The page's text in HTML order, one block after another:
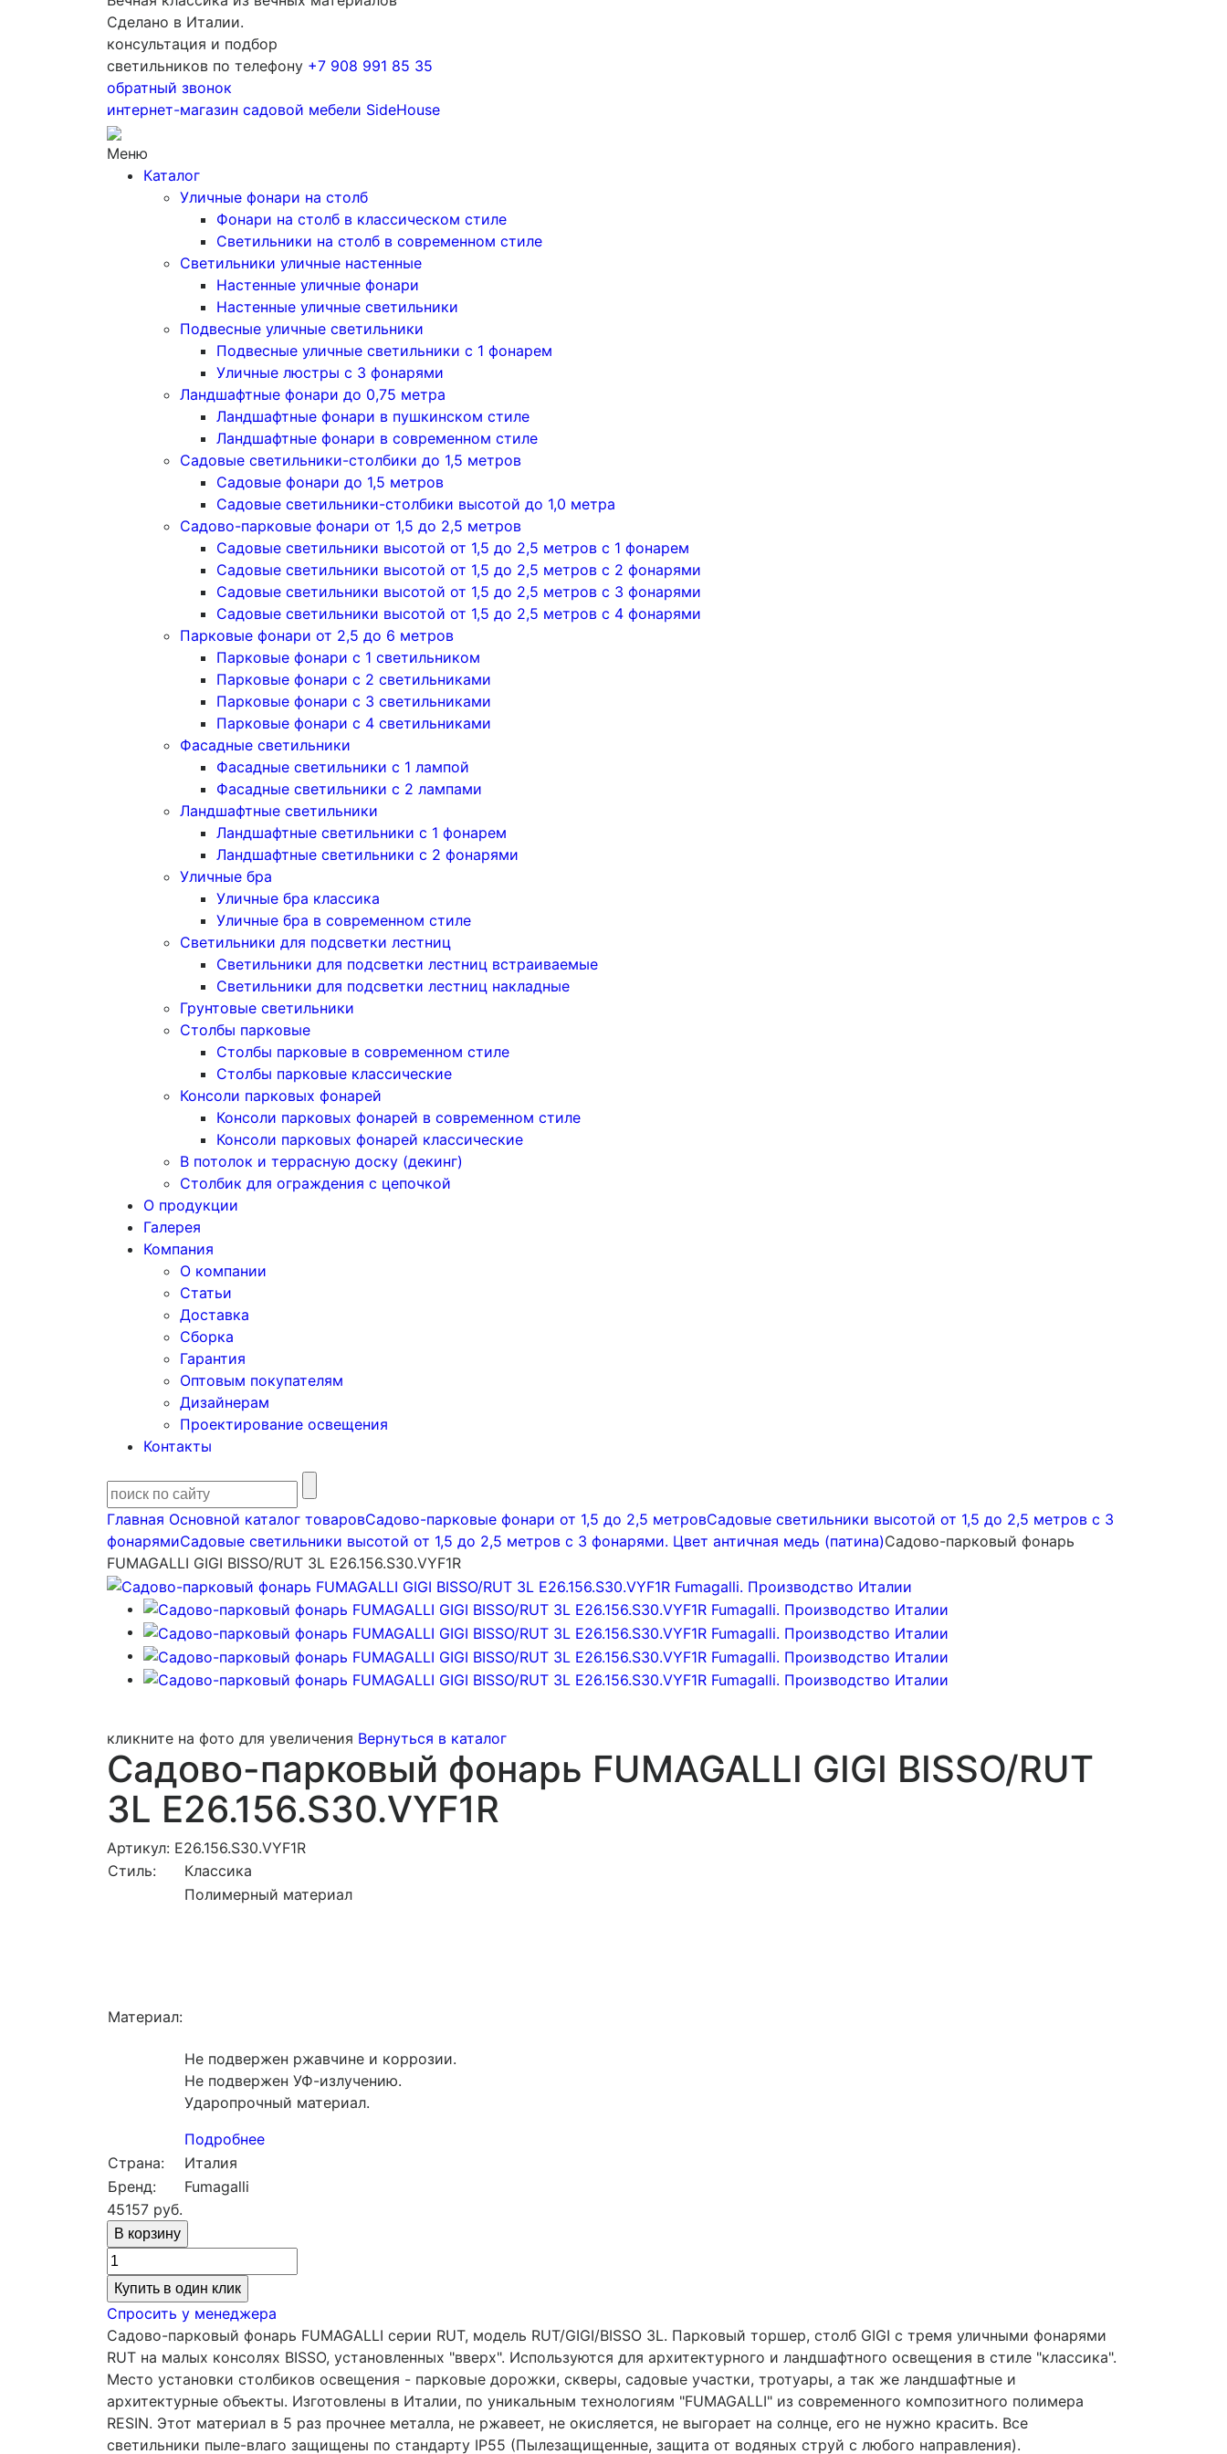
Сделано в Италии.
консультация и подбор
светильников по телефону +7 908 991 85 35
обратный звонок
интернет-магазин садовой мебели SideHouse
Меню
Каталог
Уличные фонари на столб
Фонари на столб в классическом стиле
Светильники на столб в современном стиле
Светильники уличные настенные
Настенные уличные фонари
Настенные уличные светильники
Подвесные уличные светильники
Подвесные уличные светильники с 1 фонарем
Уличные люстры с 3 фонарями
Ландшафтные фонари до 0,75 метра
Ландшафтные фонари в пушкинском стиле
Ландшафтные фонари в современном стиле
Садовые светильники-столбики до 1,5 метров
Садовые фонари до 1,5 метров
Садовые светильники-столбики высотой до 1,0 метра
Садово-парковые фонари от 1,5 до 2,5 метров
Садовые светильники высотой от 1,5 до 2,5 метров с 1 фонарем
Садовые светильники высотой от 1,5 до 2,5 метров с 2 фонарями
Садовые светильники высотой от 1,5 до 2,5 метров с 3 фонарями
Садовые светильники высотой от 1,5 до 2,5 метров с 4 фонарями
Парковые фонари от 2,5 до 6 метров
Парковые фонари с 1 светильником
Парковые фонари с 2 светильниками
Парковые фонари с 3 светильниками
Парковые фонари с 4 светильниками
Фасадные светильники
Фасадные светильники с 1 лампой
Фасадные светильники c 2 лампами
Ландшафтные светильники
Ландшафтные светильники с 1 фонарем
Ландшафтные светильники с 2 фонарями
Уличные бра
Уличные бра классика
Уличные бра в современном стиле
Светильники для подсветки лестниц
Светильники для подсветки лестниц встраиваемые
Светильники для подсветки лестниц накладные
Грунтовые светильники
Столбы парковые
Столбы парковые в современном стиле
Столбы парковые классические
Консоли парковых фонарей
Консоли парковых фонарей в современном стиле
Консоли парковых фонарей классические
В потолок и террасную доску (декинг)
Столбик для ограждения с цепочкой
О продукции
Галерея
Компания
О компании
Статьи
Доставка
Сборка
Гарантия
Оптовым покупателям
Дизайнерам
Проектирование освещения
Контакты
Главная Основной каталог товаровСадово-парковые фонари от 1,5 до 2,5 метровСадовые светильники высотой от 1,5 до 2,5 метров с 3
фонарямиСадовые светильники высотой от 1,5 до 2,5 метров с 3 фонарями. Цвет античная медь (патина)Садово-парковый фонарь
FUMAGALLI GIGI BISSO/RUT 3L E26.156.S30.VYF1R
кликните на фото для увеличения Вернуться в каталог
Садово-парковый фонарь FUMAGALLI GIGI BISSO/RUT
3L E26.156.S30.VYF1R
Артикул: E26.156.S30.VYF1R
Стиль:
Классика
Материал:
Полимерный материал
Не подвержен ржавчине и коррозии.
Не подвержен УФ-излучению.
Ударопрочный материал.
Подробнее
Страна:
Италия
Бренд:
Fumagalli
45157 руб.
Купить в один клик
Спросить у менеджера
Садово-парковый фонарь FUMAGALLI серии RUT, модель RUT/GIGI/BISSO 3L. Парковый торшер, столб GIGI с тремя уличными фонарями
RUT на малых консолях BISSO, установленных "вверх". Используются для архитектурного и ландшафтного освещения в стиле "классика".
Место установки столбиков освещения - парковые дорожки, cкверы, садовые участки, тротуары, а так же ландшафтные и
архитектурные объекты. Изготовлены в Италии, по уникальным технологиям "FUMAGALLI" из современного композитного полимера
RESIN. Этот материал в 5 раз прочнее металла, не ржавеет, не окисляется, не выгорает на солнце, его не нужно красить. Все
светильники пыле-влаго защищены по стандарту IP55 (Пылезащищенные, защита от водяных струй с любого направления).